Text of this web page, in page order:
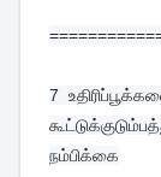
7
நம்பிக்கை